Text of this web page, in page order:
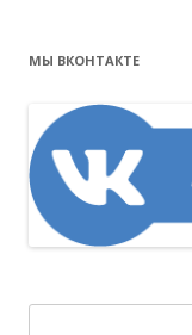
МЫ ВКОНТАКТЕ